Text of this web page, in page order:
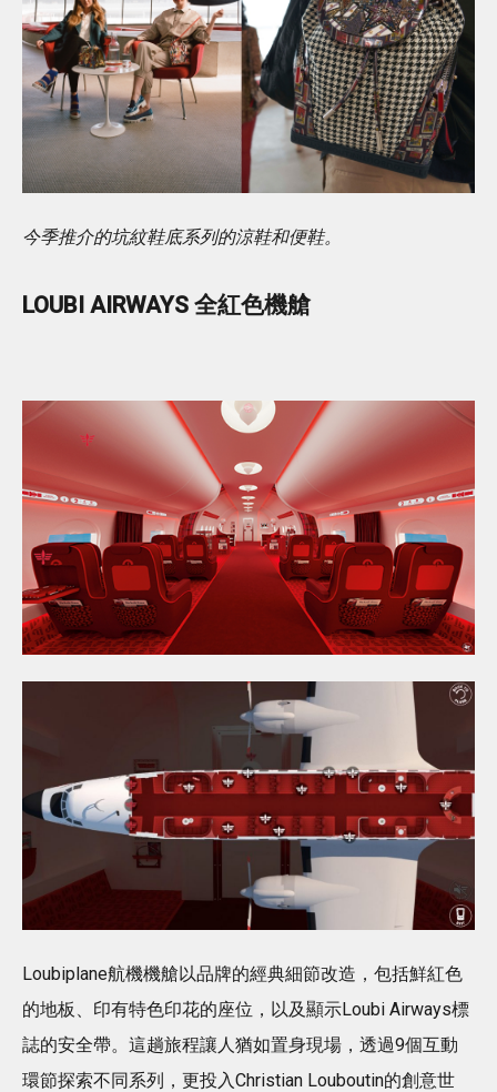
今季推介的坑紋鞋底系列的涼鞋和便鞋。
LOUBI AIRWAYS 全紅色機艙
Loubiplane航機機艙以品牌的經典細節改造，包括鮮紅色
的地板、印有特色印花的座位，以及顯示Loubi Airways標
誌的安全帶。這趟旅程讓人猶如置身現場，透過9個互動
環節探索不同系列，更投入Christian Louboutin的創意世